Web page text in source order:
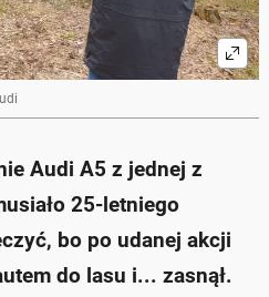
Audi A5 z jednej z
25-letniego
bo po udanej akcji
do lasu i... zasnął.